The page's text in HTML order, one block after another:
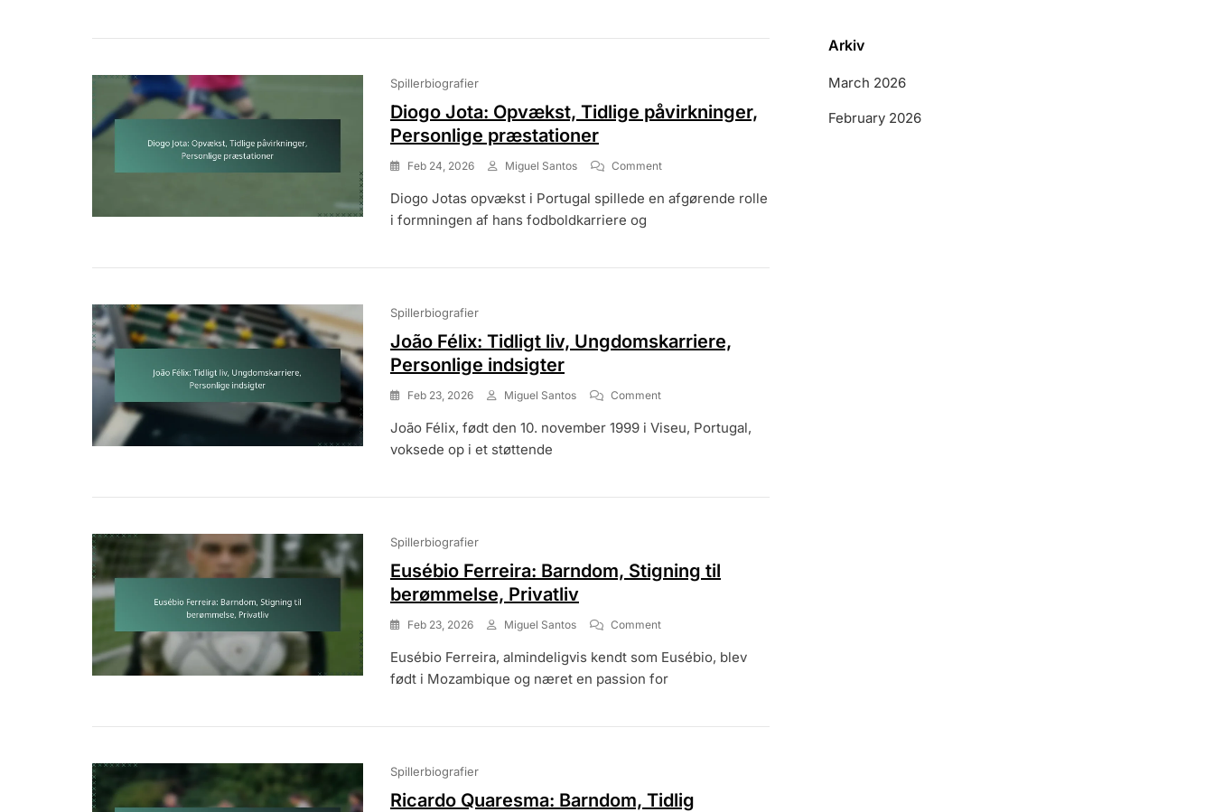
Personlig
Spillerbiografier
Diogo Jota: Opvækst, Tidlige påvirkninger,
Personlige præstationer
Feb 24, 2026 Miguel Santos CommentOn
Jota:
Personlige
Diogo Jotas opvækst i Portugal spillede en afgørende rolle
i formningen af hans fodboldkarriere og
Spillerbiografier
João Félix: Tidligt liv, Ungdomskarriere,
Personlige indsigter
Feb 23, 2026 Miguel Santos CommentOn
Félix:
Personlige
João Félix, født den 10. november 1999 i Viseu, Portugal,
voksede op i et støttende
Spillerbiografier
Eusébio Ferreira: Barndom, Stigning til
berømmelse, Privatliv
Feb 23, 2026 Miguel Santos CommentOn
Ferreira:
Barndom,
Berømmelse,
Eusébio Ferreira, almindeligvis kendt som Eusébio, blev
født i Mozambique og næret en passion for
Spillerbiografier
Ricardo Quaresma: Barndom, Tidlig
Arkiv
March 2026
February 2026